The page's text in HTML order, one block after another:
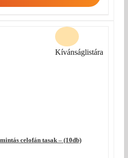
celofán tasak – (10db)
Kívánságlistára